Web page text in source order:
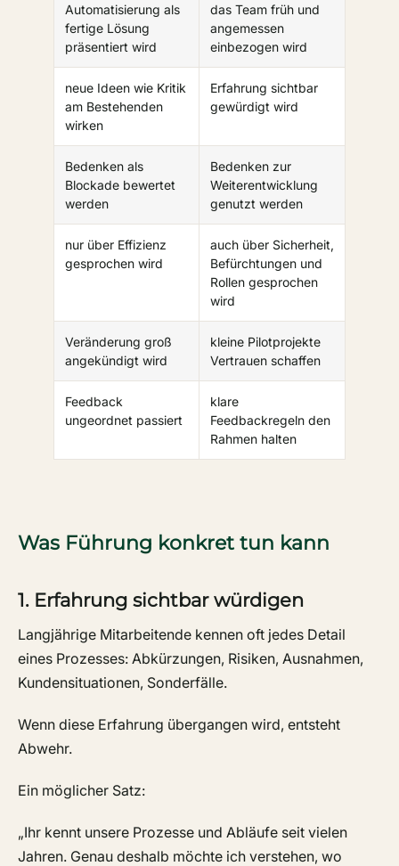
Automatisierung als
fertige Lösung
präsentiert wird
das Team früh und
angemessen
einbezogen wird
neue Ideen wie Kritik
am Bestehenden
wirken
Erfahrung sichtbar
gewürdigt wird
Bedenken als
Blockade bewertet
werden
Bedenken zur
Weiterentwicklung
genutzt werden
nur über Effizienz
gesprochen wird
auch über Sicherheit,
Befürchtungen und
Rollen gesprochen
wird
Veränderung groß
angekündigt wird
kleine Pilotprojekte
Vertrauen schaffen
Feedback
ungeordnet passiert
klare
Feedbackregeln den
Rahmen halten
Was Führung konkret tun kann
1. Erfahrung sichtbar würdigen
Langjährige Mitarbeitende kennen oft jedes Detail
eines Prozesses: Abkürzungen, Risiken, Ausnahmen,
Kundensituationen, Sonderfälle.
Wenn diese Erfahrung übergangen wird, entsteht
Abwehr.
Ein möglicher Satz:
„Ihr kennt unsere Prozesse und Abläufe seit vielen
Jahren. Genau deshalb möchte ich verstehen, wo